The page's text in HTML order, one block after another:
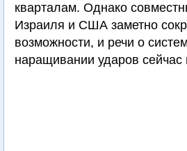
кварталам. Однако
Израиля и США заметно
возможности, и речи о
наращивании ударов сейчас